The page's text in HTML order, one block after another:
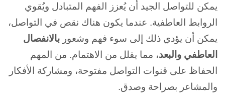
يمكن للتواصل الجيد أن يُعزز الفهم المتبادل ويُقوي
الروابط العاطفية. عندما يكون هناك نقص في التواصل،
يمكن أن يؤدي ذلك إلى سوء فهم وشعور بالانفصال
العاطفي والبعد، مما يقلل من الاهتمام. من المهم
الحفاظ على قنوات التواصل مفتوحة، ومشاركة الأفكار
والمشاعر بصراحة وصدق.